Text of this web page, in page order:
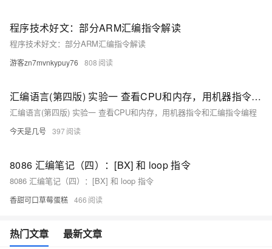
程序技术好文：部分ARM汇编指令解读
程序技术好文：部分ARM汇编指令解读
游客zn7mvnkypuy76 808
汇编语言(第四版) 实验一 查看CPU和内存，用机器指令和汇编指令编程
汇编语言(第四版) 实验一 查看CPU和内存，用机器指令和汇编指令编程
今天是几号 397
8086 汇编笔记（四）：[BX] 和 loop 指令
8086 汇编笔记（四）：[BX] 和 loop 指令
香甜可口草莓蛋糕 466
热门文章 最新文章